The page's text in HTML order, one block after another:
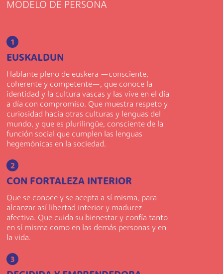
MODELO DE PERSONA
1
EUSKALDUN
Hablante pleno de euskera —consciente,
coherente y competente—, que conoce la
identidad y la cultura vascas y las vive en el día
a día con compromiso. Que muestra respeto y
curiosidad hacia otras culturas y lenguas del
mundo, y que es plurilingüe, consciente de la
función social que cumplen las lenguas
hegemónicas en la sociedad.
2
CON FORTALEZA INTERIOR
Que se conoce y se acepta a sí misma, para
alcanzar así libertad interior y madurez
afectiva. Que cuida su bienestar y confía tanto
en sí misma como en las demás personas y en
la vida.
3